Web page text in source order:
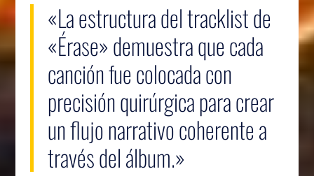
«La estructura del tracklist de
«Érase» demuestra que cada
canción fue colocada con
precisión quirúrgica para crear
un flujo narrativo coherente a
través del álbum.»